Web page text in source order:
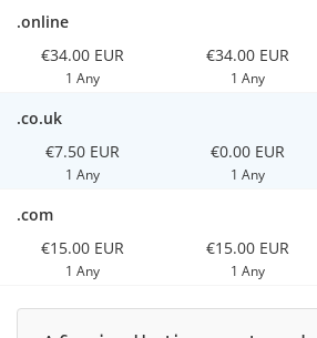
.online
€34.00 EUR
1 Any
€34.00 EUR
1 Any
.co.uk
€7.50 EUR
1 Any
€0.00 EUR
1 Any
.com
€15.00 EUR
1 Any
€15.00 EUR
1 Any